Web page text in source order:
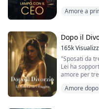
sorella.
ancora, mio
riuscito a
quest'uomo
Amore a
Dopo il
165k
"Sposati da
Lei ha
amore per
Tuttavia, ciò
Amore